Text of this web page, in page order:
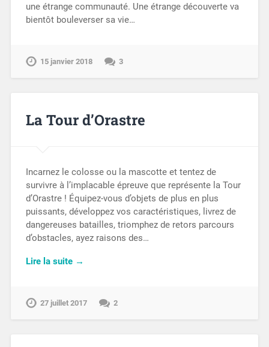
une étrange communauté. Une étrange découverte va
bientôt bouleverser sa vie…
15 janvier 2018 3
La Tour d’Orastre
Incarnez le colosse ou la mascotte et tentez de
survivre à l’implacable épreuve que représente la Tour
d’Orastre ! Équipez-vous d’objets de plus en plus
puissants, développez vos caractéristiques, livrez de
dangereuses batailles, triomphez de retors parcours
d’obstacles, ayez raisons des…
Lire la suite →
27 juillet 2017 2